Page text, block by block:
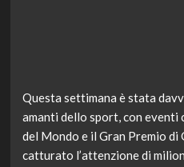
Questa settimana è stata
amanti dello sport, con eventi
del Mondo e il Gran Premio di
catturato l’attenzione di